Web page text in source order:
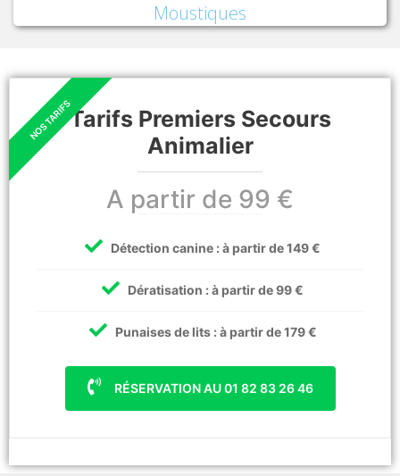
Moustiques
Tarifs Premiers Secours
Animalier
A partir de 99 €
Détection canine : à partir de 149 €
Dératisation : à partir de 99 €
Punaises de lits : à partir de 179 €
RÉSERVATION AU 01 82 83 26 46